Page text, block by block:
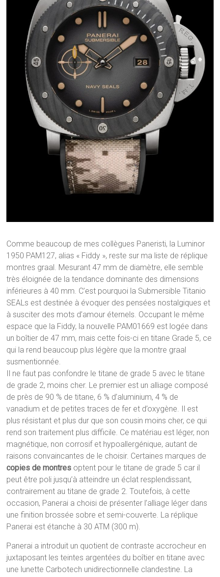
Comme beaucoup de mes collègues Paneristi, la Luminor
1950 PAM127, alias « Fiddy », reste sur ma liste de réplique
montres graal. Mesurant 47 mm de diamètre, elle semble
très éloignée de la tendance dominante des dimensions
inférieures à 40 mm. C’est pourquoi la Submersible Titanio
SEALs est destinée à évoquer des pensées nostalgiques et
à susciter des mots d’amour éternels. Occupant le même
espace que la Fiddy, la nouvelle PAM01669 est logée dans
un boîtier de 47 mm, mais cette fois-ci en titane Grade 5, ce
qui la rend beaucoup plus légère que la montre graal
susmentionnée.
Il ne faut pas confondre le titane de grade 5 avec le titane
de grade 2, moins cher. Le premier est un alliage composé
de près de 90 % de titane, 6 % d’aluminium, 4 % de
vanadium et de petites traces de fer et d’oxygène. Il est
plus résistant et plus dur que son cousin moins cher, ce qui
rend son traitement plus difficile. Ce matériau est léger, non
magnétique, non corrosif et hypoallergénique, autant de
raisons convaincantes de le choisir. Certaines marques de
copies de montres optent pour le titane de grade 5 car il
peut être poli jusqu’à atteindre un éclat resplendissant,
contrairement au titane de grade 2. Toutefois, à cette
occasion, Panerai a choisi de présenter l’alliage léger dans
une finition brossée sobre et semi-couverte. La réplique
Panerai est étanche à 30 ATM (300 m).
Panerai a introduit un quotient de contraste accrocheur en
juxtaposant les teintes argentées du boîtier en titane avec
une lunette Carbotech unidirectionnelle clandestine. La